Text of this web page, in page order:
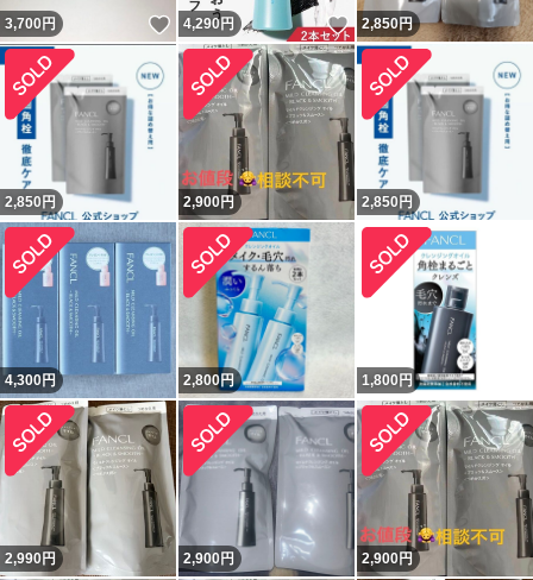
3,700 円 いいね！
4,290円 いいね！
2,850円
2,850 円 2,900円 2,850 円
4,300円 2,800円 1,800 円
2,990円 2,900円 2,900円